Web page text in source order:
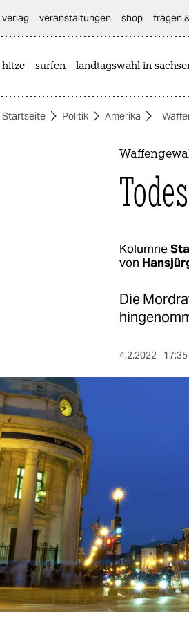
themen
wahrheit
verlag
verlag
veranstaltungen
shop
fragen & hilfe
unterstützen
abo
genossenschaft
verlag
veranstaltungen shop fragen
hitze surfen landtagswahl in
Startseite Politik Amerika
Kolumne
von
Die
4.2.2022